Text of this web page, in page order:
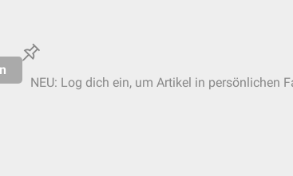
NEU: Log dich ein, um Artikel in persönlichen